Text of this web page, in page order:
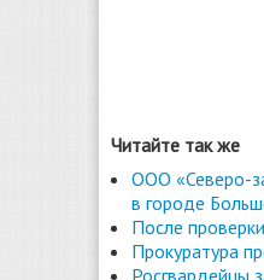
Читайте так же
ООО «Северо-
в городе
После
Прокуратура